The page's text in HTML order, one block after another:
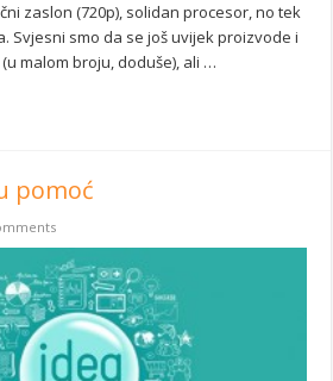
zaslon (720p), solidan procesor, no tek
a. Svjesni smo da se još uvijek proizvode i
malom broju, doduše), ali …
pomoć